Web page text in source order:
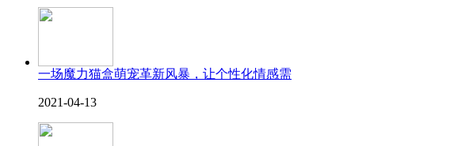
一场魔力猫盒萌宠革新风暴，让个性化情感需
2021-04-13